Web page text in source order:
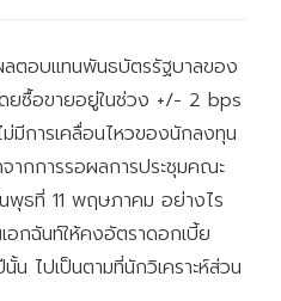
ลตอบแทนพันธบัตรรัฐบาลของ
ยซื้อขายอยู่ในช่วง +/- 2 bps
มีการเคลื่อนไหวของนักลงทุน
ากการรอผลการประชุมคณะ
พุธที่ 11 พฤษภาคม อย่างไร
อกฉันท์ให้คงอัตราดอกเบี้ย
ไปเป็นตามที่นักวิเคราะห์ส่วน